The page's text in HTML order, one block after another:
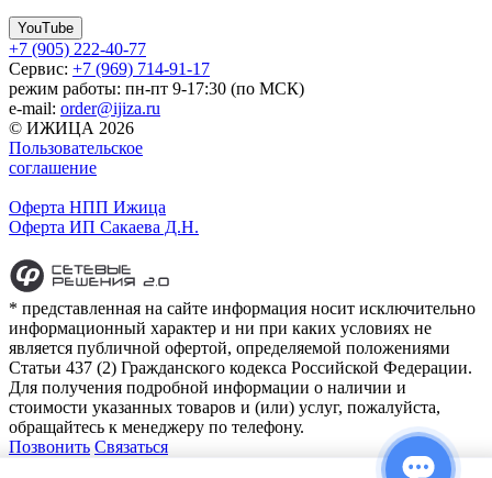
YouTube
+7 (905) 222-40-77
Сервис: +7 (969) 714-91-17
режим работы: пн-пт 9-17:30 (по МСК)
e-mail: order@ijiza.ru
© ИЖИЦА 2026
Пользовательское
соглашение
Оферта НПП Ижица
Оферта ИП Сакаева Д.Н.
* представленная на сайте информация носит исключительно
информационный характер и ни при каких условиях не
является публичной офертой, определяемой положениями
Статьи 437 (2) Гражданского кодекса Российской Федерации.
Для получения подробной информации о наличии и
стоимости указанных товаров и (или) услуг, пожалуйста,
обращайтесь к менеджеру по телефону.
Позвонить Связаться